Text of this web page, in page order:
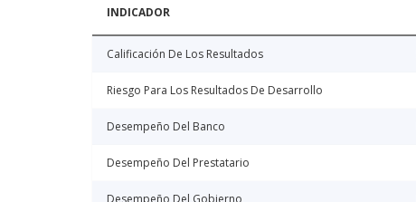
INDICADOR
Calificación De Los Resultados
Riesgo Para Los Resultados De Desarrollo
Desempeño Del Banco
Desempeño Del Prestatario